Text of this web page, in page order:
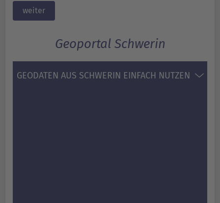
weiter
Geoportal Schwerin
GEODATEN AUS SCHWERIN EINFACH NUTZEN